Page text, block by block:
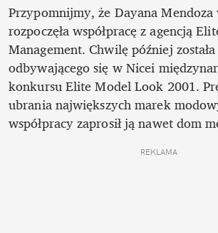
Przypomnijmy, że Dayana
rozpoczęła współpracę z agencją
Management. Chwilę później
odbywającego się w Nicei
konkursu Elite Model Look 2001.
ubrania największych marek
współpracy zaprosił ją nawet dom
REKLAMA